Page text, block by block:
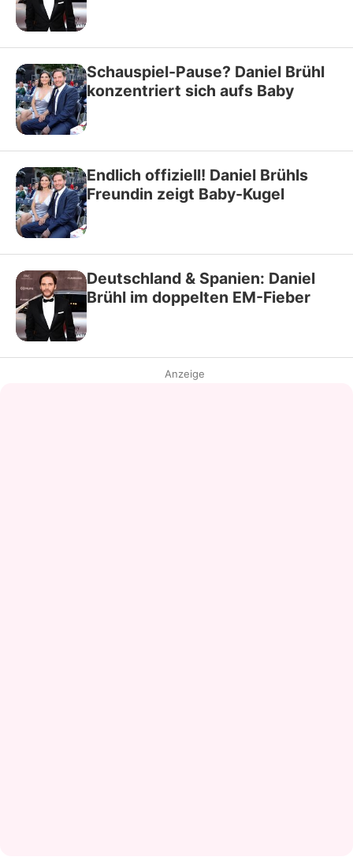
Schauspiel-Pause? Daniel Brühl
konzentriert sich aufs Baby
Endlich offiziell! Daniel Brühls
Freundin zeigt Baby-Kugel
Deutschland & Spanien: Daniel
Brühl im doppelten EM-Fieber
Anzeige